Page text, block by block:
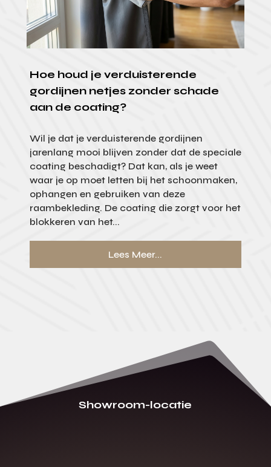
Hoe houd je verduisterende
gordijnen netjes zonder schade
aan de coating?
Wil je dat je verduisterende gordijnen
jarenlang mooi blijven zonder dat de speciale
coating beschadigt? Dat kan, als je weet
waar je op moet letten bij het schoonmaken,
ophangen en gebruiken van deze
raambekleding. De coating die zorgt voor het
blokkeren van het...
Lees Meer...
Showroom-locatie